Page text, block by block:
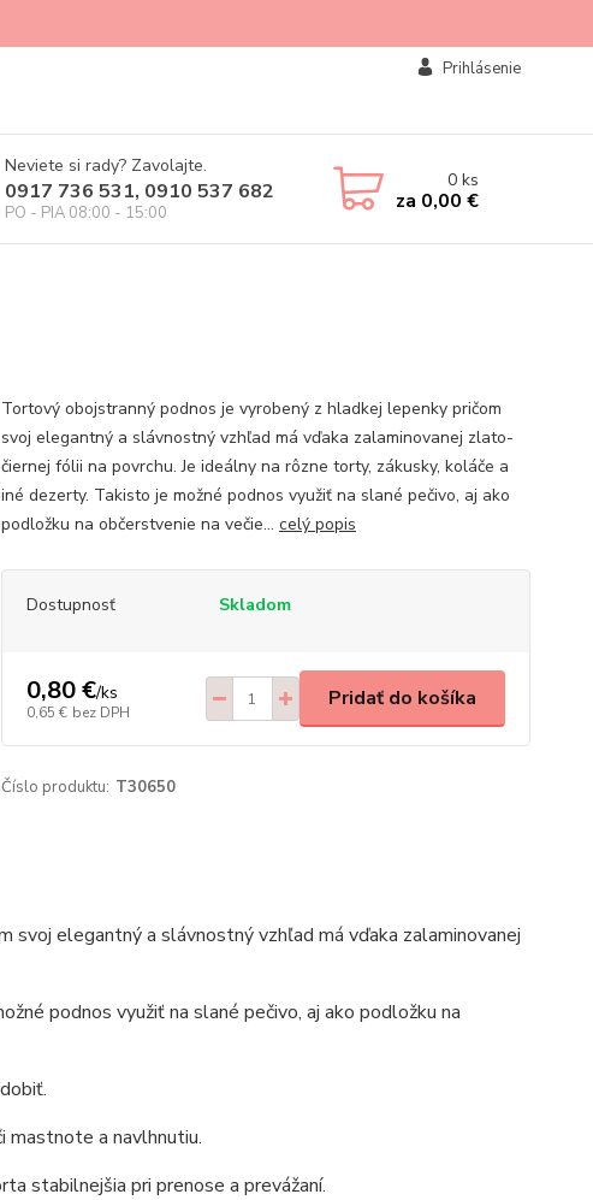
Prihlásenie
Neviete si rady? Zavolajte.
0917 736 531, 0910 537 682
PO - PIA 08:00 - 15:00
0ks
za 0,00 €
Tortový obojstranný podnos je vyrobený z hladkej lepenky pričom
svoj elegantný a slávnostný vzhľad má vďaka zalaminovanej zlato-
čiernej fólii na povrchu. Je ideálny na rôzne torty, zákusky, koláče a
iné dezerty. Takisto je možné podnos využiť na slané pečivo, aj ako
podložku na občerstvenie na večie... celý popis
Dostupnosť Skladom
0,80 €/ks
0,65 € bez DPH
Pridať do košíka
Číslo produktu: T30650
svoj elegantný a slávnostný vzhľad má vďaka zalaminovanej
podnos využiť na slané pečivo, aj ako podložku na
mastnote a navlhnutiu.
stabilnejšia pri prenose a prevážaní.